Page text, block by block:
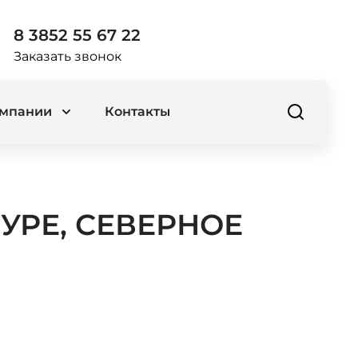
8 3852 55 67 22
Заказать звонок
Контакты
СЕВЕРНОЕ